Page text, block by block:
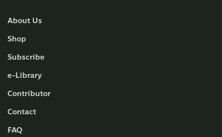
About Us
Shop
Subscribe
e-Library
Contributor
Contact
FAQ